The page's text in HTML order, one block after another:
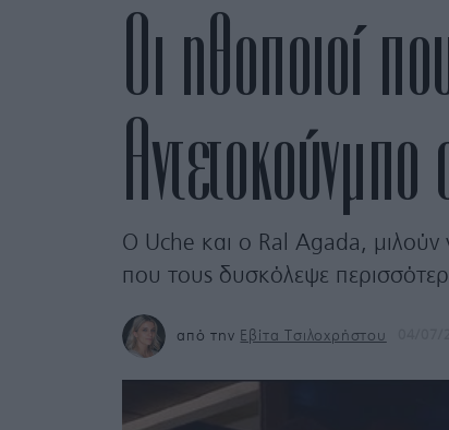
Οι ηθοποιοί
O Uche και ο Ral Agada, μιλούν
που τους δυσκόλεψε
από την Εβίτα Τσιλοχρήστου